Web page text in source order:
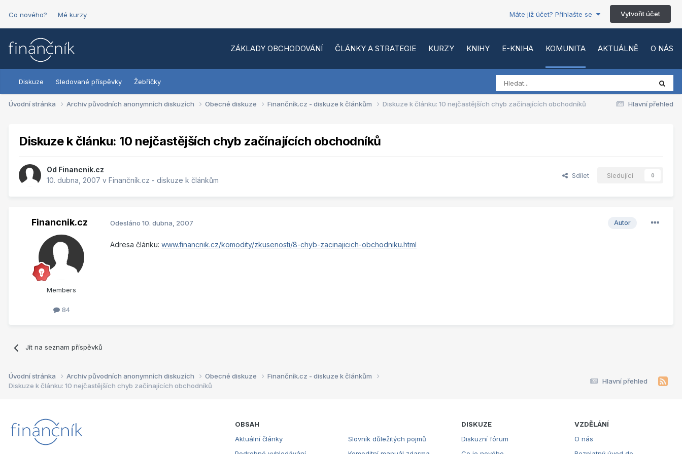
Co nového? Mé kurzy Máte již účet? Přihlašte se Vytvořit účet
ZÁKLADY OBCHODOVÁNÍ ČLÁNKY A STRATEGIE KURZY KNIHY E-KNIHA KOMUNITA AKTUÁLNĚ O NÁS
Diskuze Sledované příspěvky Žebříčky
Hlavní přehled
Úvodní stránka Archiv původních anonymních diskuzích Obecné diskuze Finančník.cz - diskuze k článkům Diskuze k článku: 10 nejčastějších chyb začínajících obchodníků
Diskuze k článku: 10 nejčastějších chyb začínajících obchodníků
Od Financnik.cz
10. dubna, 2007 v Finančník.cz - diskuze k článkům
Sdílet Sledující 0
Financnik.cz
Members
84
Autor
Odesláno 10. dubna, 2007
Adresa článku: www.financnik.cz/komodity/zkusenosti/8-chyb-zacinajicich-obchodniku.html
Jít na seznam příspěvků
Hlavní přehled
Úvodní stránka Archiv původních anonymních diskuzích Obecné diskuze
Finančník.cz - diskuze k článkům
Diskuze k článku: 10 nejčastějších chyb začínajících obchodníků
OBSAH
Aktuální články
Slovník důležitých pojmů
DISKUZE
Diskuzní fórum
VZDĚLÁNÍ
O nás